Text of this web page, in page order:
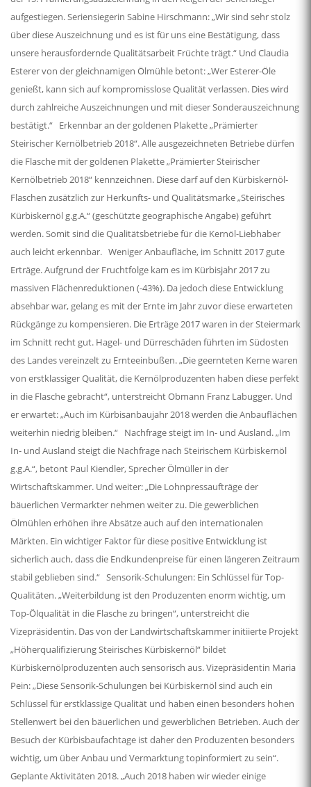
aufgestiegen. Seriensiegerin Sabine Hirschmann: „Wir sind sehr stolz
über diese Auszeichnung und es ist für uns eine Bestätigung, dass
unsere herausfordernde Qualitätsarbeit Früchte trägt.“ Und Claudia
Esterer von der gleichnamigen Ölmühle betont: „Wer Esterer-Öle
genießt, kann sich auf kompromisslose Qualität verlassen. Dies wird
durch zahlreiche Auszeichnungen und mit dieser Sonderauszeichnung
bestätigt.“ Erkennbar an der goldenen Plakette „Prämierter
Steirischer Kernölbetrieb 2018“. Alle ausgezeichneten Betriebe dürfen
die Flasche mit der goldenen Plakette „Prämierter Steirischer
Kernölbetrieb 2018“ kennzeichnen. Diese darf auf den Kürbiskernöl-
Flaschen zusätzlich zur Herkunfts- und Qualitätsmarke „Steirisches
Kürbiskernöl g.g.A.“ (geschützte geographische Angabe) geführt
werden. Somit sind die Qualitätsbetriebe für die Kernöl-Liebhaber
auch leicht erkennbar. Weniger Anbaufläche, im Schnitt 2017 gute
Erträge. Aufgrund der Fruchtfolge kam es im Kürbisjahr 2017 zu
massiven Flächenreduktionen (-43%). Da jedoch diese Entwicklung
absehbar war, gelang es mit der Ernte im Jahr zuvor diese erwarteten
Rückgänge zu kompensieren. Die Erträge 2017 waren in der Steiermark
im Schnitt recht gut. Hagel- und Dürreschäden führten im Südosten
des Landes vereinzelt zu Ernteeinbußen. „Die geernteten Kerne waren
von erstklassiger Qualität, die Kernölproduzenten haben diese perfekt
in die Flasche gebracht“, unterstreicht Obmann Franz Labugger. Und
er erwartet: „Auch im Kürbisanbaujahr 2018 werden die Anbauflächen
weiterhin niedrig bleiben.“ Nachfrage steigt im In- und Ausland. „Im
In- und Ausland steigt die Nachfrage nach Steirischem Kürbiskernöl
g.g.A.“, betont Paul Kiendler, Sprecher Ölmüller in der
Wirtschaftskammer. Und weiter: „Die Lohnpressaufträge der
bäuerlichen Vermarkter nehmen weiter zu. Die gewerblichen
Ölmühlen erhöhen ihre Absätze auch auf den internationalen
Märkten. Ein wichtiger Faktor für diese positive Entwicklung ist
sicherlich auch, dass die Endkundenpreise für einen längeren Zeitraum
stabil geblieben sind.“ Sensorik-Schulungen: Ein Schlüssel für Top-
Qualitäten. „Weiterbildung ist den Produzenten enorm wichtig, um
Top-Ölqualität in die Flasche zu bringen“, unterstreicht die
Vizepräsidentin. Das von der Landwirtschaftskammer initiierte Projekt
„Höherqualifizierung Steirisches Kürbiskernöl“ bildet
Kürbiskernölproduzenten auch sensorisch aus. Vizepräsidentin Maria
Pein: „Diese Sensorik-Schulungen bei Kürbiskernöl sind auch ein
Schlüssel für erstklassige Qualität und haben einen besonders hohen
Stellenwert bei den bäuerlichen und gewerblichen Betrieben. Auch der
Besuch der Kürbisbaufachtage ist daher den Produzenten besonders
wichtig, um über Anbau und Vermarktung topinformiert zu sein“.
Geplante Aktivitäten 2018. „Auch 2018 haben wir wieder einige